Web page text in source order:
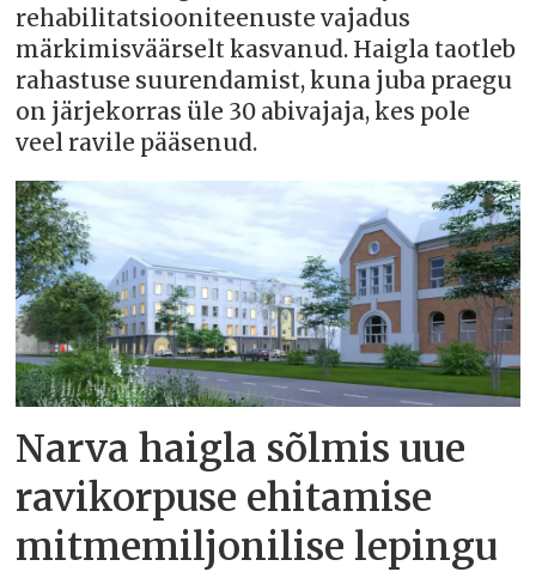
rehabilitatsiooniteenuste vajadus
märkimisväärselt kasvanud. Haigla taotleb
rahastuse suurendamist, kuna juba praegu
on järjekorras üle 30 abivajaja, kes pole
veel ravile pääsenud.
Narva haigla sõlmis uue
ravikorpuse ehitamise
mitmemiljonilise lepingu